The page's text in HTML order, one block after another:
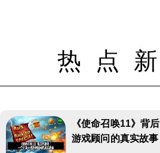
热点
《使命召唤11》背
游戏顾问的真实故事